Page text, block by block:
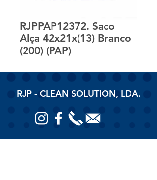
RJPPAP12372. Saco
Alça 42x21x(13) Branco
(200) (PAP)
RJP - CLEAN SOLUTION, LDA.
HOMEPRODUTOSSOBRE CONTACTOS